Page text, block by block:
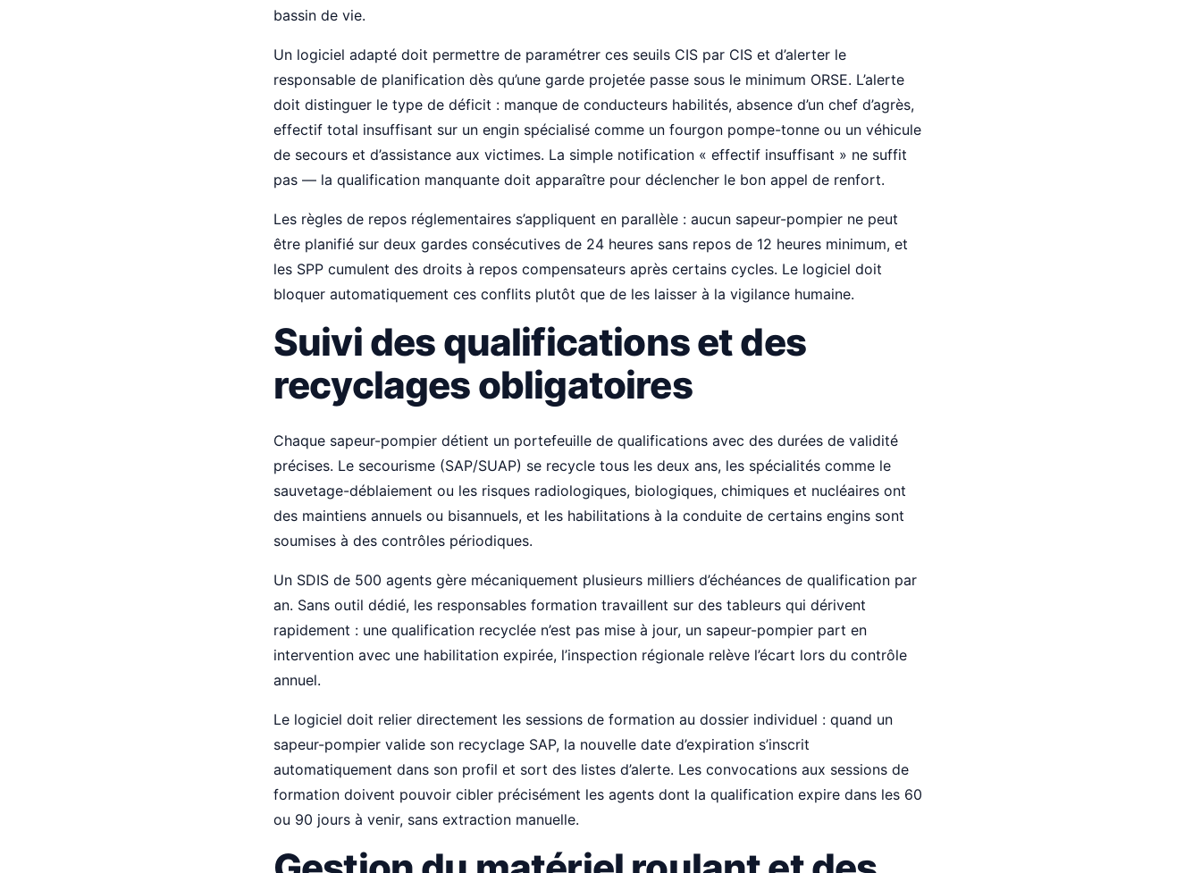
bassin de vie.
Un logiciel adapté doit permettre de paramétrer ces seuils CIS par CIS et d’alerter le
responsable de planification dès qu’une garde projetée passe sous le minimum ORSE. L’alerte
doit distinguer le type de déficit : manque de conducteurs habilités, absence d’un chef d’agrès,
effectif total insuffisant sur un engin spécialisé comme un fourgon pompe-tonne ou un véhicule
de secours et d’assistance aux victimes. La simple notification « effectif insuffisant » ne suffit
pas — la qualification manquante doit apparaître pour déclencher le bon appel de renfort.
Les règles de repos réglementaires s’appliquent en parallèle : aucun sapeur-pompier ne peut
être planifié sur deux gardes consécutives de 24 heures sans repos de 12 heures minimum, et
les SPP cumulent des droits à repos compensateurs après certains cycles. Le logiciel doit
bloquer automatiquement ces conflits plutôt que de les laisser à la vigilance humaine.
Suivi des qualifications et des
recyclages obligatoires
Chaque sapeur-pompier détient un portefeuille de qualifications avec des durées de validité
précises. Le secourisme (SAP/SUAP) se recycle tous les deux ans, les spécialités comme le
sauvetage-déblaiement ou les risques radiologiques, biologiques, chimiques et nucléaires ont
des maintiens annuels ou bisannuels, et les habilitations à la conduite de certains engins sont
soumises à des contrôles périodiques.
Un SDIS de 500 agents gère mécaniquement plusieurs milliers d’échéances de qualification par
an. Sans outil dédié, les responsables formation travaillent sur des tableurs qui dérivent
rapidement : une qualification recyclée n’est pas mise à jour, un sapeur-pompier part en
intervention avec une habilitation expirée, l’inspection régionale relève l’écart lors du contrôle
annuel.
Le logiciel doit relier directement les sessions de formation au dossier individuel : quand un
sapeur-pompier valide son recyclage SAP, la nouvelle date d’expiration s’inscrit
automatiquement dans son profil et sort des listes d’alerte. Les convocations aux sessions de
formation doivent pouvoir cibler précisément les agents dont la qualification expire dans les 60
ou 90 jours à venir, sans extraction manuelle.